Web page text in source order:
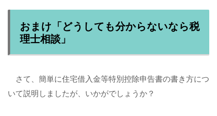
おまけ「どうしても分からないなら税
理士相談」
さて、簡単に住宅借入金等特別控除申告書の書き方につ
いて説明しましたが、いかがでしょうか？